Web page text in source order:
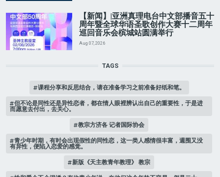
【新闻】|亚洲真理电台中文部播音五十
周年暨全球华语圣歌创作大赛十二周年
巡回音乐会槟城站圆满举行
Aug 07, 2026
TAGS
课程分享和反思结合，请在准备学习之前准备好纸和笔。
但不论是同性还是异性恋者，都在情人眼裡辨认出自己的重要性，于是进
而愿意去付出，去关心。
教宗方济各 记者国际协会
青少年时期，有时会出现假性的同性恋，这一类人感情很丰富，週围又没
有异性，便陷入恋爱的感觉。
新版《天主教青年教理》 教宗